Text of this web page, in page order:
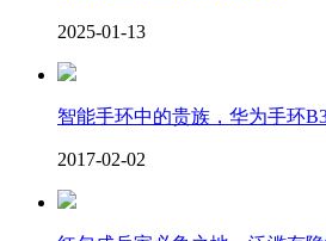
2025-01-13
智能手环中的贵族，华为手环
2017-02-02